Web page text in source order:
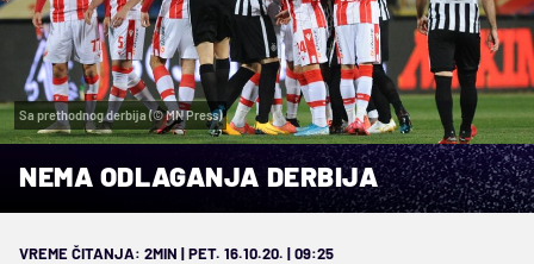
Sa prethodnog derbija (© MN Press)
NEMA ODLAGANJA DERBIJA
VREME ČITANJA: 2MIN | PET. 16.10.20. | 09:25